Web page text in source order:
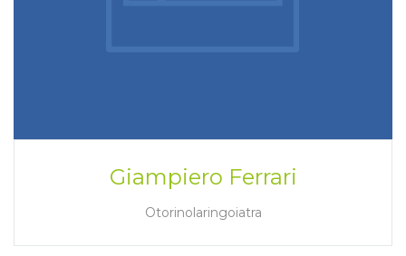
Giampiero Ferrari
Otorinolaringoiatra